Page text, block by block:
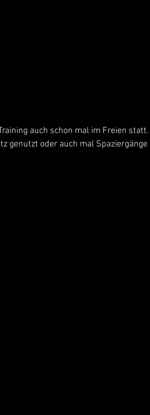
auch schon mal im Freien
genutzt oder auch mal